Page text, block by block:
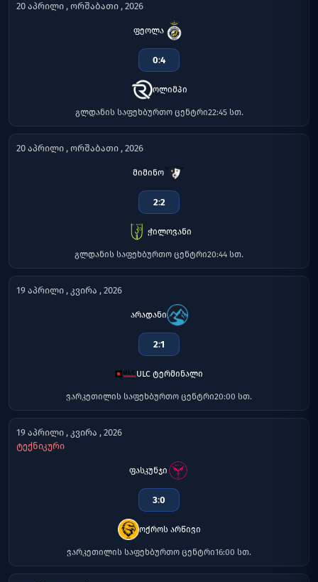
20 აპრილი , ორშაბათი , 2026
ფეოლა
0:4
ოლიმპი
გლდანის საფეხბურთო ცენტრი22:45 სთ.
20 აპრილი , ორშაბათი , 2026
მიმინო
2:2
ჭილოვანი
გლდანის საფეხბურთო ცენტრი20:44 სთ.
19 აპრილი , კვირა , 2026
არადანი
2:1
ULC ტერმინალი
ვარკეთილის საფეხბურთო ცენტრი20:00 სთ.
19 აპრილი , კვირა , 2026
ტექნიკური
ფასკუნჯი
3:0
ოქროს არწივი
ვარკეთილის საფეხბურთო ცენტრი16:00 სთ.